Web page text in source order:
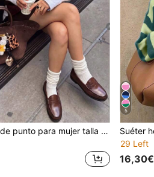
Chaleco de punto para mujer talla grande, sin mangas, cuello redondo, abertura lateral, color liso, prenda exterior casual de moda, apto para todas las estaciones, perfecto para atuendos de fiesta de San Valentín y Navidad
5
29 Left
16,30€